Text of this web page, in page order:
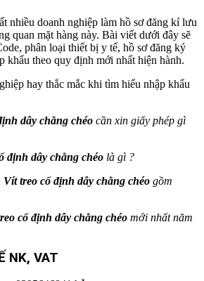
nhiều doanh nghiệp làm hồ sơ đăng kí lưu
quan mặt hàng này. Bài viết dưới đây sẽ
phân loại thiết bị y tế, hồ sơ đăng ký
khẩu theo quy định mới nhất hiện hành.
hay thắc mắc khi tìm hiểu nhập khẩu
dây chằng chéo cần xin giấy phép gì
định dây chằng chéo là gì ?
Vít treo cố định dây chằng chéo gồm
cố định dây chằng chéo mới nhất năm
NK, VAT